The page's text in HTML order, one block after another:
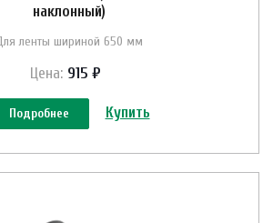
наклонный)
ленты шириной 650 мм
Цена: 915 ₽
Подробнее Купить